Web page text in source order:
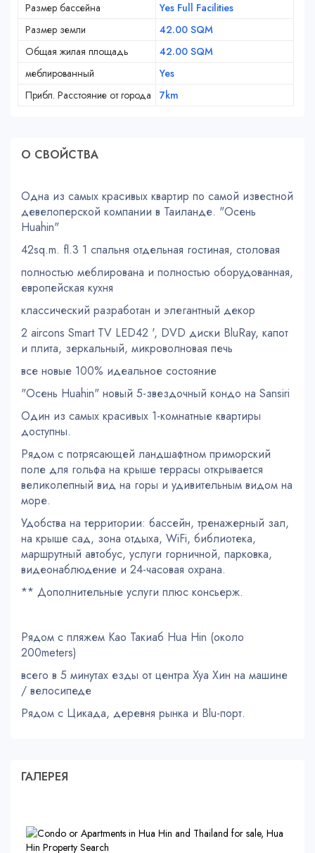
Размер бассейна
Yes Full Facilities
Размер земли
42.00 SQM
Общая жилая площадь
42.00 SQM
меблированный
Yes
Прибл. Расстояние от города
7km
О СВОЙСТВA
Одна из самых красивых квартир по самой известной
девелоперской компании в Таиланде. "Осень
Huahin"
42sq.m. fl.3 1 спальня отдельная гостиная, столовая
полностью меблирована и полностью оборудованная,
европейская кухня
классический разработан и элегантный декор
2 aircons Smart TV LED42 ', DVD диски BluRay, капот
и плита, зеркальный, микроволновая печь
все новые 100% идеальное состояние
"Осень Huahin" новый 5-звездочный кондо на Sansiri
Один из самых красивых 1-комнатные квартиры
доступны.
Рядом с потрясающей ландшафтном приморский
поле для гольфа на крыше террасы открывается
великолепный вид на горы и удивительным видом на
море.
Удобства на территории: бассейн, тренажерный зал,
на крыше сад, зона отдыха, WiFi, библиотека,
маршрутный автобус, услуги горничной, парковка,
видеонаблюдение и 24-часовая охрана.
** Дополнительные услуги плюс консьерж.
Рядом с пляжем Као Такиаб Hua Hin (около
200meters)
всего в 5 минутах езды от центра Хуа Хин на машине
/ велосипеде
Рядом с Цикада, деревня рынка и Blu-порт.
ГАЛЕРЕЯ